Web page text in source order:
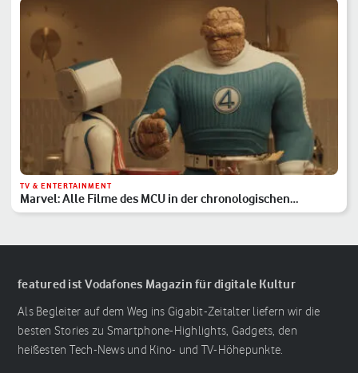
TV & ENTERTAINMENT
Marvel: Alle Filme des MCU in der chronologischen
Reihenfolge
featured ist Vodafones Magazin für digitale Kultur
Als Begleiter auf dem Weg ins Gigabit-Zeitalter liefern wir die
besten Stories zu Smartphone-Highlights, Gadgets, den
heißesten Tech-News und Kino- und TV-Höhepunkte.